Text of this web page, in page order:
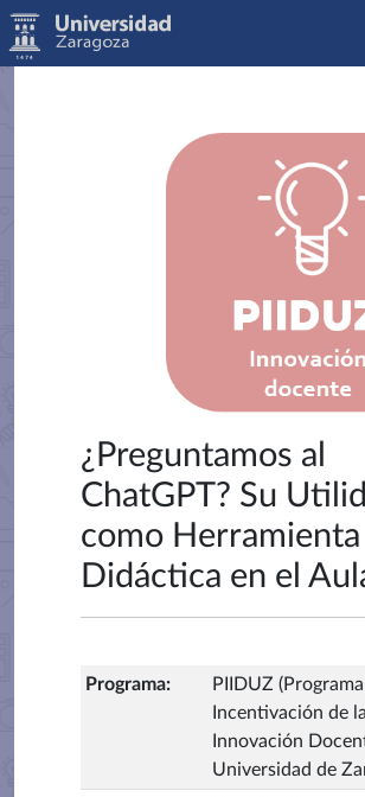
¿Preguntamos al
ChatGPT? Su
como Herramienta
Didáctica en el
Programa:
PIIDUZ
Incentivación de la
Innovación
Universidad de